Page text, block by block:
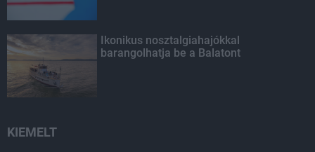
Ikonikus nosztalgiahajókkal
barangolhatja be a Balatont
KIEMELT